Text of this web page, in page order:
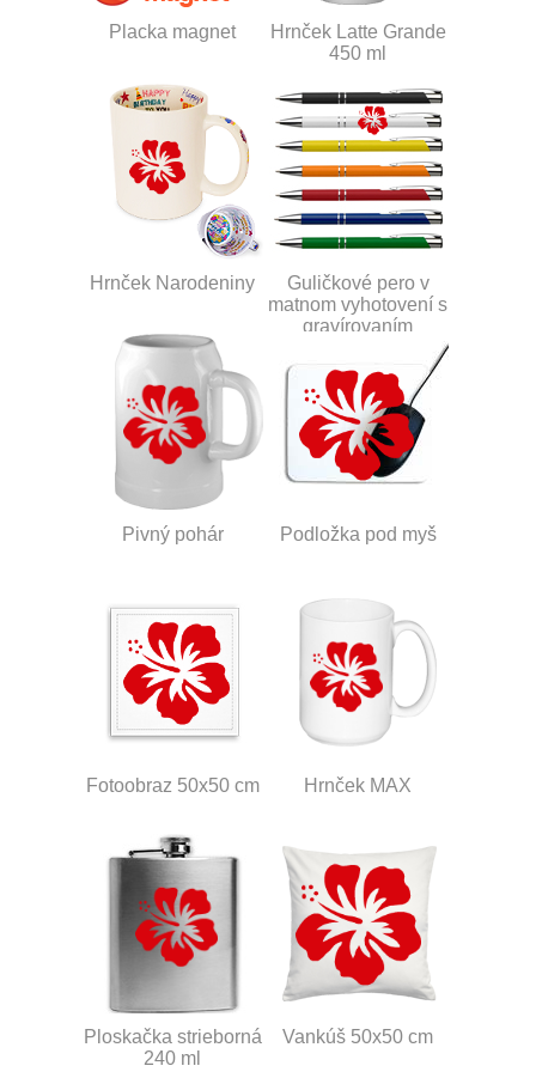
Placka magnet
Hrnček Latte Grande
450 ml
Hrnček Narodeniny
Guličkové pero v
matnom vyhotovení s
gravírovaním
Pivný pohár Podložka pod myš
Fotoobraz 50x50 cm Hrnček MAX
Ploskačka strieborná
240 ml
Vankúš 50x50 cm